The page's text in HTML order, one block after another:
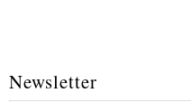
Newsletter